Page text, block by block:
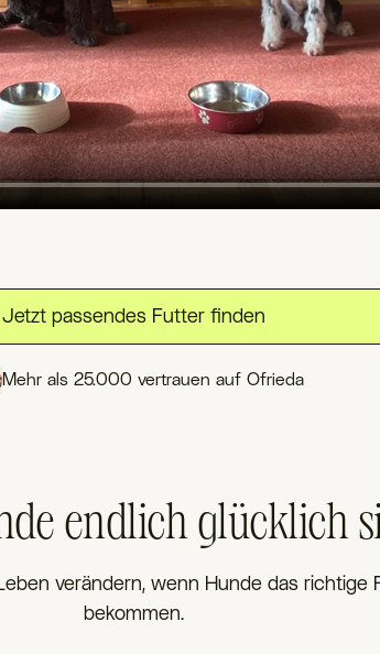
Jetzt passendes Futter finden
Mehr als 25.000 vertrauen auf Ofrieda
endlich glücklich
verändern, wenn Hunde das richtige
bekommen.